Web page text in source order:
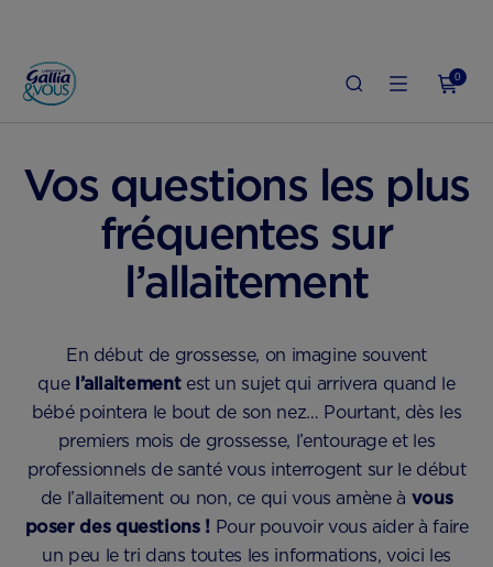
0
ALLAITEMENT MATERNEL : INFOS, BIENFAITS ET CONSEILS PRATIQUES
Vos questions les plus
fréquentes sur
l’allaitement
En début de grossesse, on imagine souvent
que l’allaitementest un sujet qui arrivera quand le
bébé pointera le bout de son nez… Pourtant, dès les
premiers mois de grossesse, l’entourage et les
professionnels de santé vous interrogent sur le début
de l’allaitement ou non, ce qui vous amène à vous
poser des questions ! Pour pouvoir vous aider à faire
un peu le tri dans toutes les informations, voici les